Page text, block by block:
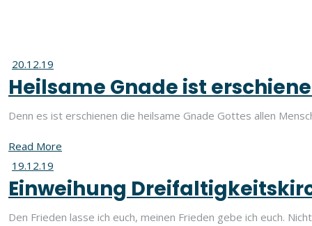
20.12.19
Heilsame Gnade ist
Denn es ist erschienen die heilsame Gnade Gottes allen
Read More
19.12.19
Einweihung
Den Frieden lasse ich euch, meinen Frieden gebe ich euch.